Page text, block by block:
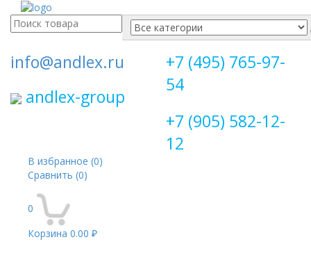
Поиск
для:
info@andlex.ru
andlex-group
+7 (495) 765-97-
54
+7 (905) 582-12-
12
В избранное (0)
Сравнить (0)
0
Корзина 0.00 ₽